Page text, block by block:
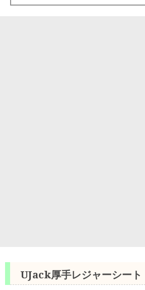
UJack厚手レジャーシート